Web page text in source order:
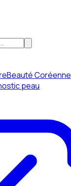
Beauté Coréenne
peau